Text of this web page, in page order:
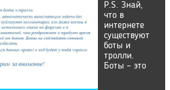
P.S. Знай,
что в
интернете
существуют
боты и
тролли.
Боты – это